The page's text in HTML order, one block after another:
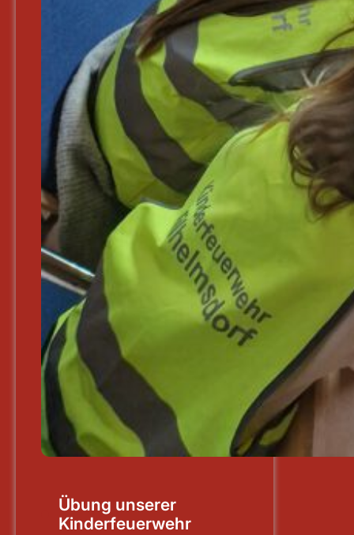
Übung unserer
Kinderfeuerwehr